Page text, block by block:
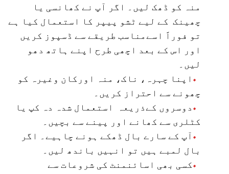
منہ کو ڈھک لیں۔ اگر آپ نے کھانسی یا
چھینک کے لیے ٹشو پیپر کا استعمال کیا ہے
تو فوراََ اسےمناسب طریقے سے ڈسپوز کریں
اور اس کے بعد اچھی طرح اپنے ہاتھ دھو
لیں۔
اپنا چہرہ، ناک، منہ اورکان وغیرہ کو
چھونے سے احتراز کریں۔
دوسروں کےذریعہ استعمال شدہ دہ کپ یا
کٹلری سے کھانے اور پینے سے بچیں۔
آپ کے سارے بال ڈھکے ہونے چاہیے۔ اگر
بال لمبے ہیں تو انہیں باندھ لیں۔
کسی بھی اسائنمنٹ کی شروعات سے